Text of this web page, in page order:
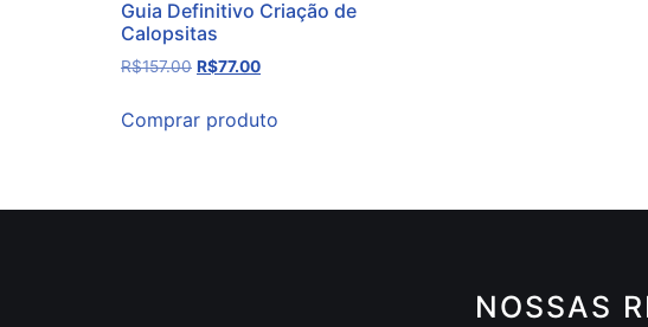
Guia Definitivo Criação de
Calopsitas
R$157.00 R$77.00
Comprar produto
NOSSAS